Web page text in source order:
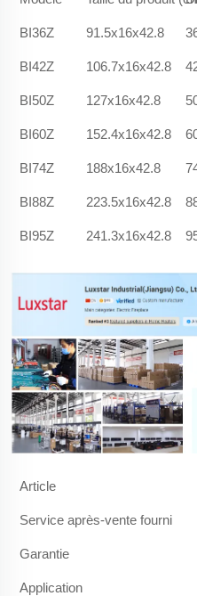
BI36Z 91.5x16x42.8
BI42Z 106.7x16x42.8
BI50Z 127x16x42.8
BI60Z 152.4x16x42.8
BI74Z 188x16x42.8
BI88Z 223.5x16x42.8
BI95Z 241.3x16x42.8
Article
Service après-vente fourni
Garantie
Application